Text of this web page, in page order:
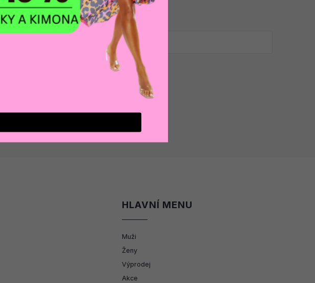
HLAVNÍ MENU
Muži
Ženy
Výprodej
Akce